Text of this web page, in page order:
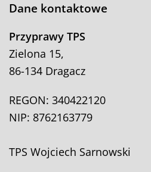
Dane kontaktowe
Przyprawy TPS
Zielona 15,
86-134 Dragacz
REGON: 340422120
NIP: 8762163779
TPS Wojciech Sarnowski